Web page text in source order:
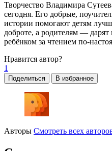
Творчество Владимира
сегодня. Его добрые,
истории помогают детям
доброте, а родителям — дарят
ребёнком за чтением по-
Нравится автор?
1
Поделиться В избранное
Авторы Смотреть всех